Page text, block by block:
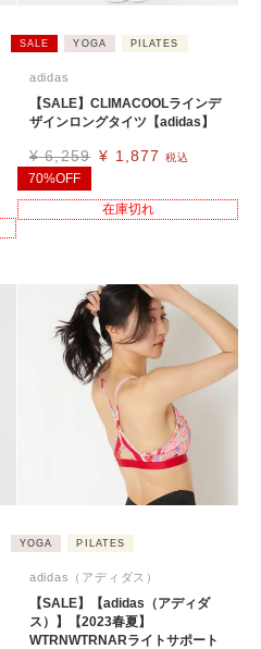
SALE YOGA PILATES
adidas
【SALE】CLIMACOOLラインデ
ザインロングタイツ【adidas】
¥ 6,259 ¥ 1,877 税込
70%OFF
在庫切れ
YOGA PILATES
adidas（アディダス）
【SALE】【adidas（アディダ
ス）】【2023春夏】
WTRNWTRNARライトサポート